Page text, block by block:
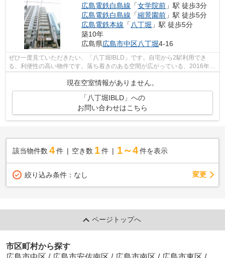
広島電鉄白島線 「女学院前 」駅 徒歩3分
広島電鉄白島線 「縮景園前 」駅 徒歩5分
広島電鉄本線 「 八丁堀 」駅 徒歩5分
築10年
広島県広島市中区八丁堀4-16
ぜひ一度見ていただきたい、「八丁堀IBLD」です。自宅から2駅利用でき
る、利便性の高い物件です。落ち着きのある空間が広がっている、2016年築
の物件です。常に新鮮な空気を取り入れら...
現在空室情報がありません。
「八丁堀IBLD」への
お問い合わせはこちら
該当物件数 4件 空き数 1 件 1～4 件を表示
絞り込み条件： なし 変更
ページトップへ
市区町村から探す